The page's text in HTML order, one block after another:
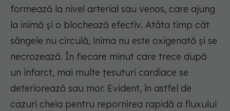
formează la nivel arterial sau venos, care ajung
la inimă și o blochează efectiv. Atâta timp cât
sângele nu circulă, inima nu este oxigenată și se
necrozează. În fiecare minut care trece după
un infarct, mai multe țesuturi cardiace se
deteriorează sau mor. Evident, în astfel de
cazuri cheia pentru repornirea rapidă a fluxului